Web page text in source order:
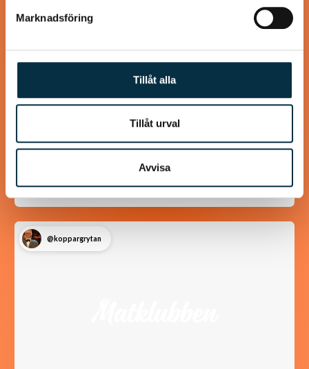
Marknadsföring
Tillåt alla
Tillåt urval
Avvisa
Turkisk köfte
En längtan till Turkisk mat
@koppargrytan